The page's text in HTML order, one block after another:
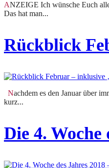
ANZEIGE Ich wünsche Euch allen EIN FROHES NEUES JAHR! Wie schon in meinem Rückblick auf 2018 neulich erklärt, war das vergangene Jahr ein absolutes Reisejahr für uns.
Das hat man...
Rückblick
Nachdem es den Januar über immer Sonntags einen Wochenrückblick von mir gab, habe ich mich diesen Monat zu einem Monatsrückblick entschieden. Der Februar ist ja eh schon so
kurz...
Die 4. Woche